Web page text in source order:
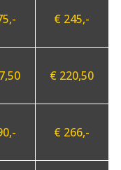
€ 245,-
€ 220,50
€ 266,-